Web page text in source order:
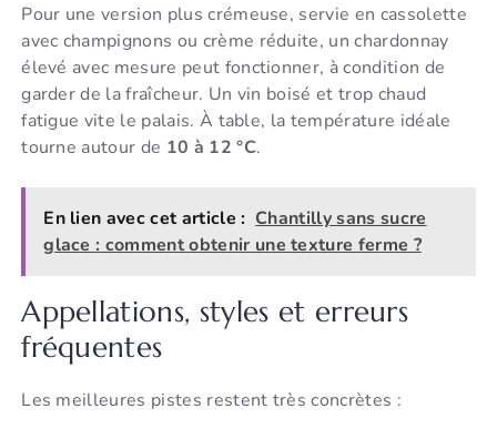
Pour une version plus crémeuse, servie en cassolette
avec champignons ou crème réduite, un chardonnay
élevé avec mesure peut fonctionner, à condition de
garder de la fraîcheur. Un vin boisé et trop chaud
fatigue vite le palais. À table, la température idéale
tourne autour de 10 à 12 °C.
En lien avec cet article : Chantilly sans sucre
glace : comment obtenir une texture ferme ?
Appellations, styles et erreurs
fréquentes
Les meilleures pistes restent très concrètes :